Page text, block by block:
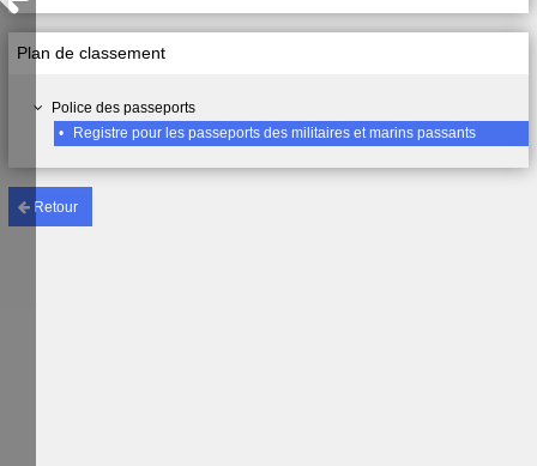
Retour
Plan de classement
Police des passeports
•
Registre pour les passeports des militaires et marins passants